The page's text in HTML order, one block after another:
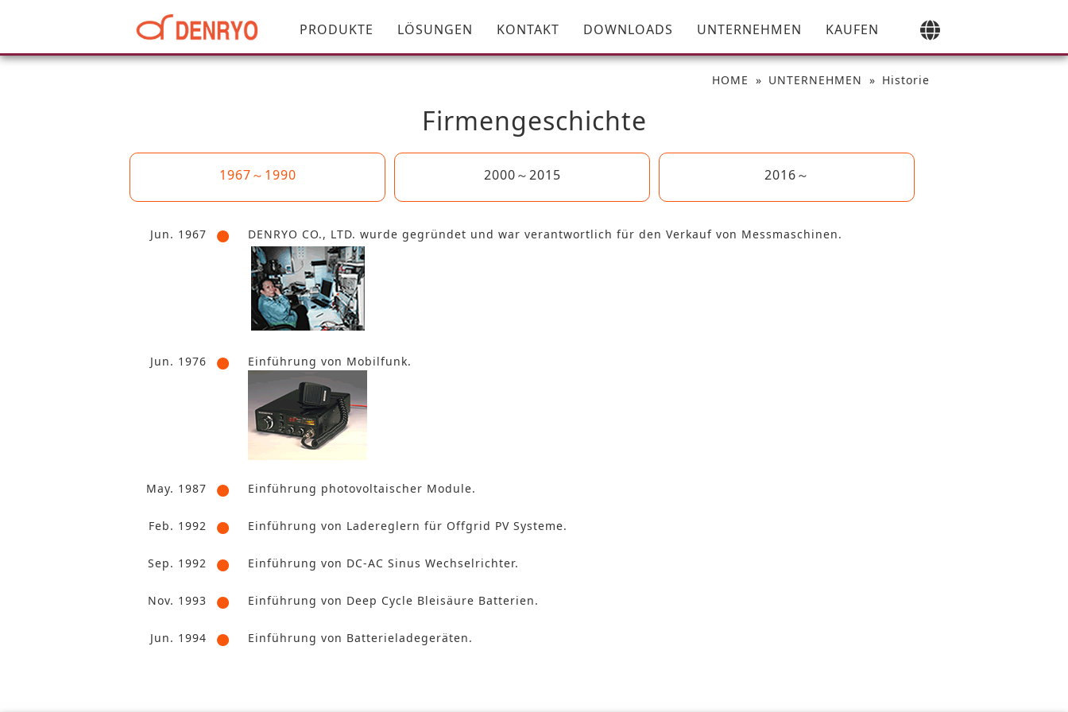
PRODUKTE LÖSUNGEN KONTAKT DOWNLOADS UNTERNEHMEN KAUFEN
HOME UNTERNEHMEN Historie
Firmengeschichte
1967～1990 2000～2015 2016～
Jun. 1967 DENRYO CO., LTD. wurde gegründet und war verantwortlich für den Verkauf von Messmaschinen.
Jun. 1976 Einführung von Mobilfunk.
May. 1987 Einführung photovoltaischer Module.
Feb. 1992 Einführung von Ladereglern für Offgrid PV Systeme.
Sep. 1992 Einführung von DC-AC Sinus Wechselrichter.
Nov. 1993 Einführung von Deep Cycle Bleisäure Batterien.
Jun. 1994 Einführung von Batterieladegeräten.